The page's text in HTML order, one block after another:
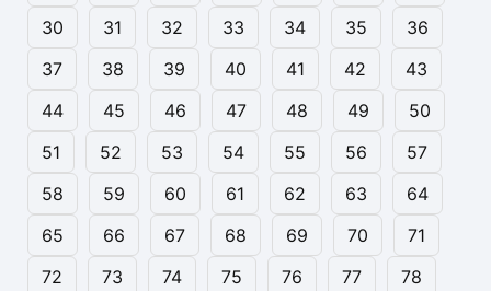
30
31 32 33 34 35
36
37
38 39 40 41 42
43
44
45 46 47 48 49
50
51
52 53 54 55 56
57
58
59 60 61 62 63
64
65
66 67 68 69 70
71
72
73 74 75 76 77
78